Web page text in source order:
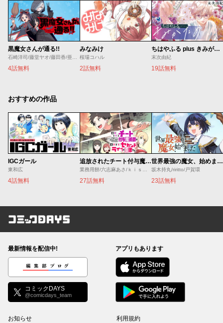
黒魔女さんが通る!!
石崎洋司/藤堂ヤオ/藤田香/亜沙美
4話無料
みなみけ
桜場コハル
2話無料
ちはやふる plus きみがため
末次由紀
19話無料
おすすめの作品
IGCガール
東和広
4話無料
追放されたチート付与魔術師は気ままなセカンドライフを謳歌する。 ～俺は武器だけじゃなく、あらゆるものに『強化ポイント』を付与できるし、俺の意思でいつでも効果を解除できるけど、残った人たち大丈夫？～
27話無料
世界最強の魔女、始めました ～私だけ『攻略サイト』を見れる世界で自由に生きます～
坂木持丸/riritto/戸賀環
23話無料
コミックDAYS
最新情報を配信中!
編集部ブログ
コミックDAYS
@comicdays_team
アプリもあります
お知らせ 利用規約